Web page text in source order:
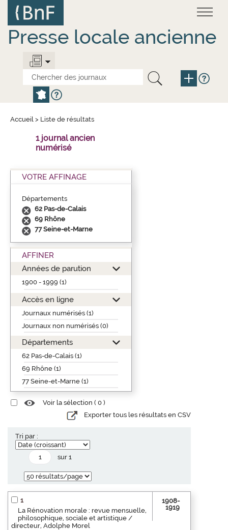
contenu
principal
Presse locale ancienne
Accueil > Liste de résultats
1 journal ancien
numérisé
VOTRE AFFINAGE
Départements
62 Pas-de-Calais
69 Rhône
77 Seine-et-Marne
AFFINER
Années de parution
1900 - 1999 (1)
Accès en ligne
Journaux numérisés (1)
Journaux non numérisés (0)
Départements
62 Pas-de-Calais (1)
69 Rhône (1)
77 Seine-et-Marne (1)
Voir la sélection ( 0 )
Exporter tous les résultats en CSV
Tri par :
sur 1
1
La Rénovation morale : revue mensuelle,
philosophique, sociale et artistique /
directeur, Adolphe Morel
1908-
1919
Panneau de gestion des cookies